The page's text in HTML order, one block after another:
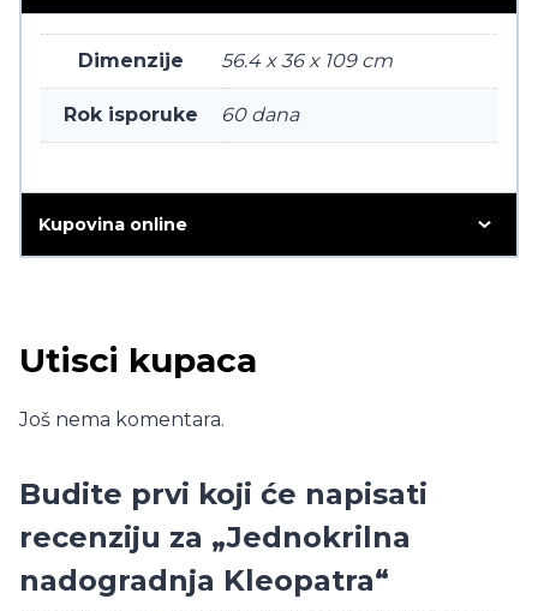
Dimenzije 56.4 x 36 x 109 cm
Rok isporuke 60 dana
Kupovina online
Utisci kupaca
Još nema komentara.
Budite prvi koji će napisati
recenziju za „Jednokrilna
nadogradnja Kleopatra“